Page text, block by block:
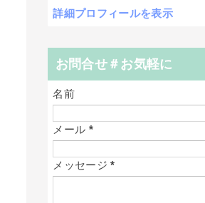
詳細プロフィールを表示
お問合せ＃お気軽に
名前
メール *
メッセージ*